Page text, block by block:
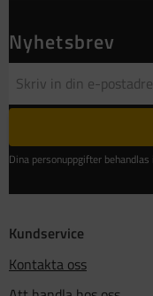
Nyhetsbrev
Dina personuppgifter
Kundservice
Kontakta oss